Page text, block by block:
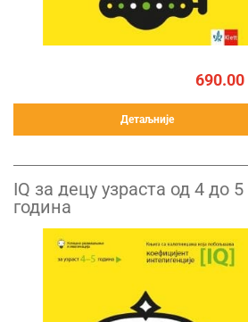
690.00
Детаљније
IQ за децу узраста од 4 до 5
година